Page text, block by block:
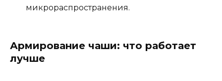
микрораспространения.
Армирование чаши: что работает
лучше